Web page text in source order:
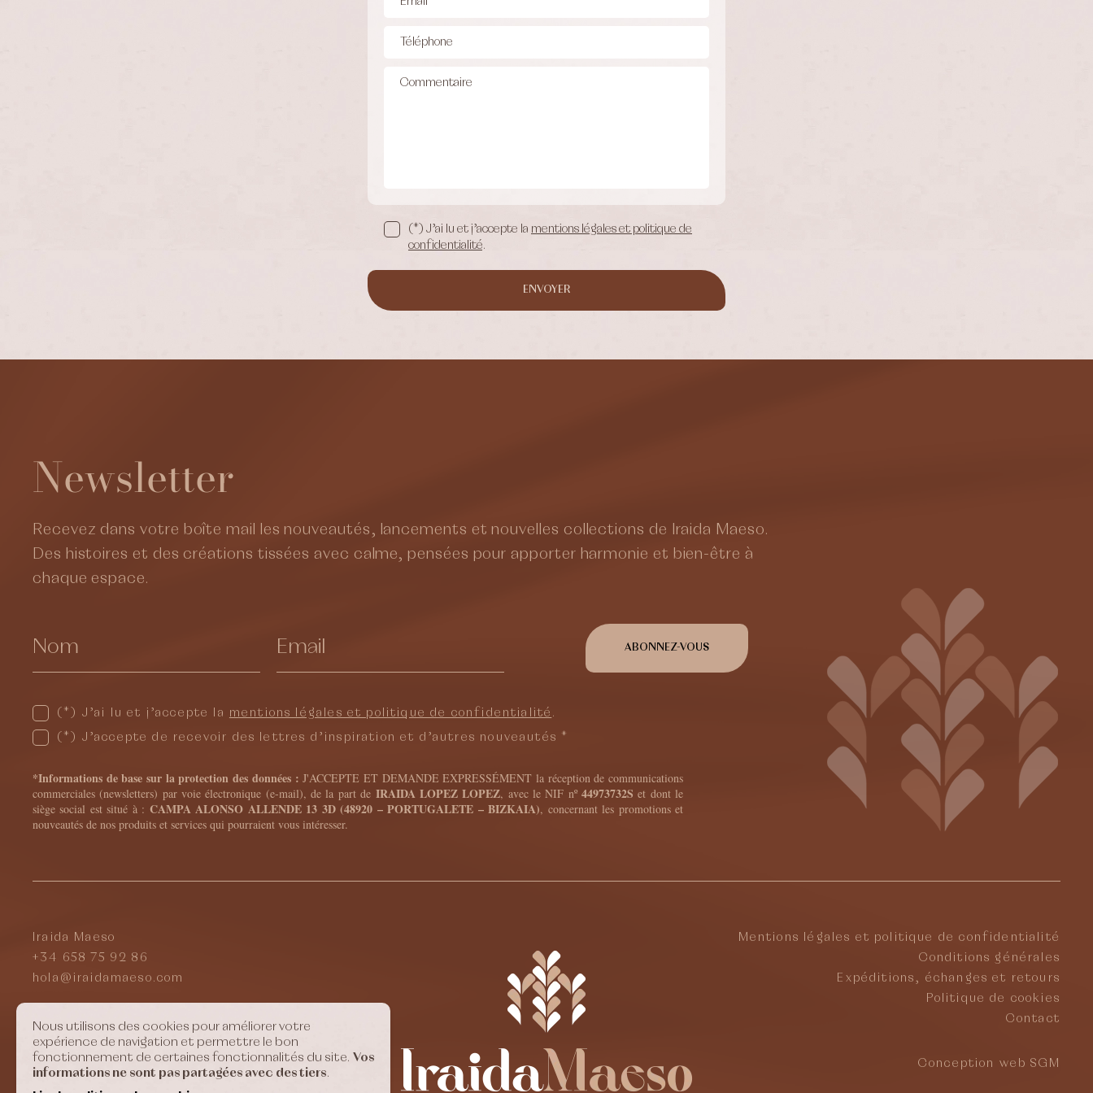
Téléphone
Commentaire
(*) J’ai lu et j’accepte la mentions légales et politique de
confidentialité.
ENVOYER
Newsletter
Recevez dans votre boîte mail les nouveautés, lancements et nouvelles collections de Iraida Maeso.
Des histoires et des créations tissées avec calme, pensées pour apporter harmonie et bien-être à
chaque espace.
ABONNEZ-VOUS
(*) J’ai lu et j’accepte la mentions légales et politique de confidentialité .
(*) J’accepte de recevoir des lettres d’inspiration et d’autres nouveautés *
*Informations de base sur la protection des données : J'ACCEPTE ET DEMANDE EXPRESSÉMENT la réception de communications
commerciales (newsletters) par voie électronique (e-mail), de la part de IRAIDA LOPEZ LOPEZ, avec le NIF nº 44973732S et dont le
siège social est situé à : CAMPA ALONSO ALLENDE 13 3D (48920 – PORTUGALETE – BIZKAIA), concernant les promotions et
nouveautés de nos produits et services qui pourraient vous intéresser.
Iraida Maeso
+34 658 75 92 86
hola@iraidamaeso.com
Mentions légales et politique de confidentialité
Conditions générales
Expéditions, échanges et retours
Politique de cookies
Contact
Conception web SGM
Nous utilisons des cookies pour améliorer votre
expérience de navigation et permettre le bon
fonctionnement de certaines fonctionnalités du site. Vos
informations ne sont pas partagées avec des tiers.